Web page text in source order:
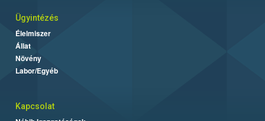
Ügyintézés
Élelmiszer
Állat
Növény
Labor/Egyéb
Kapcsolat